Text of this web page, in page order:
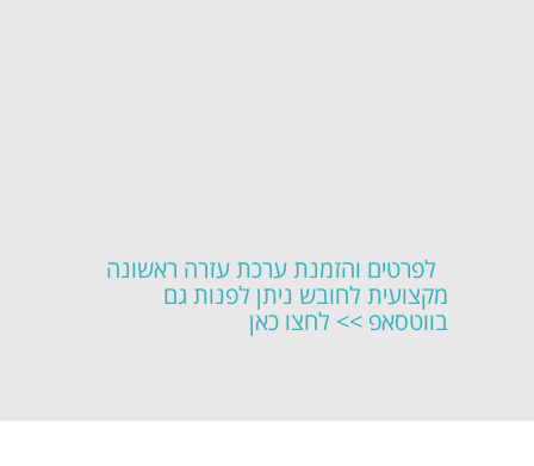
לפרטים והזמנת ערכת עזרה ראשונה
מקצועית לחובש ניתן לפנות גם
בווטסאפ >> לחצו כאן